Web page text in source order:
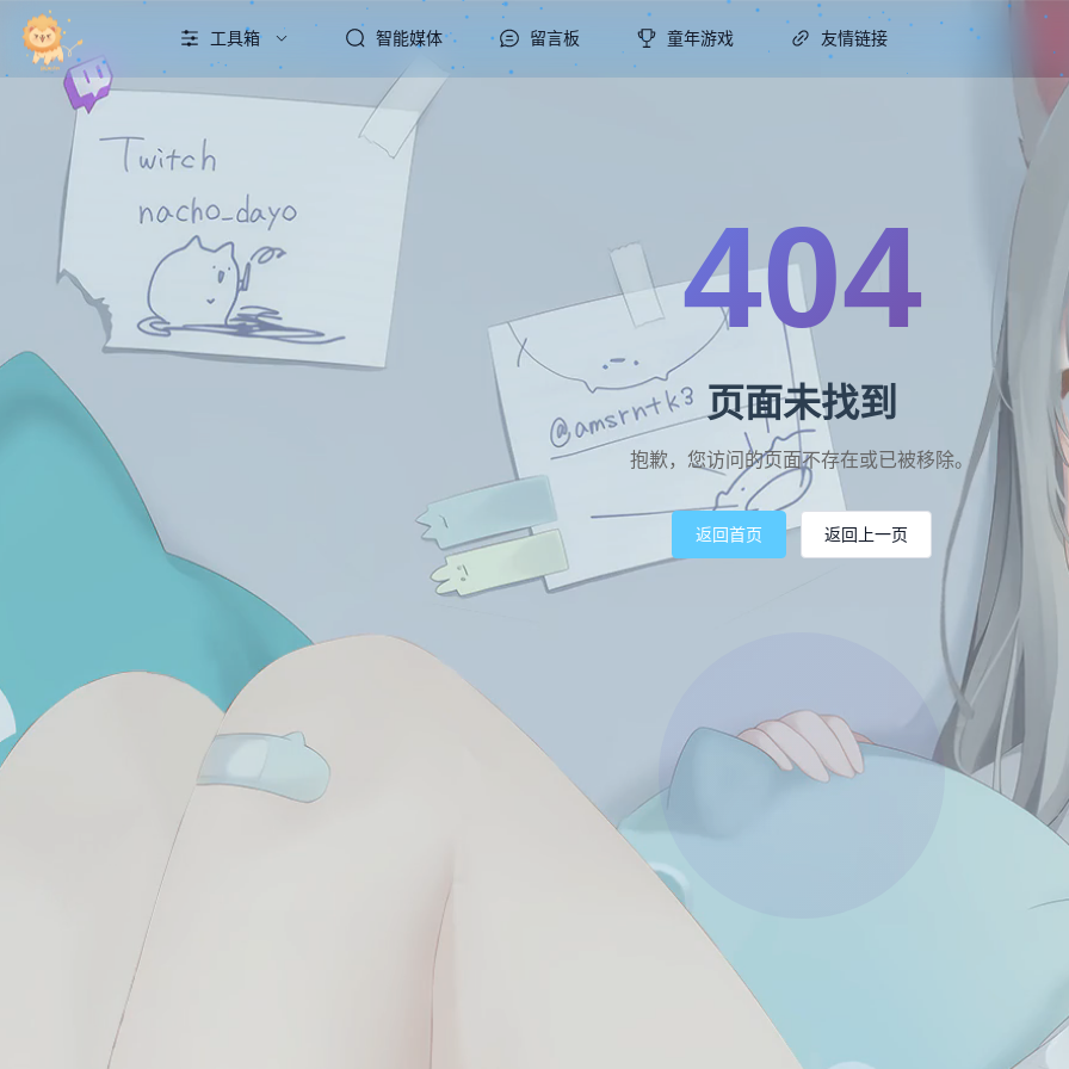
工具箱 智能媒体 留言板 童年游戏 友情链接
404
页面未找到
抱歉，您访问的页面不存在或已被移除。
返回首页 返回上一页